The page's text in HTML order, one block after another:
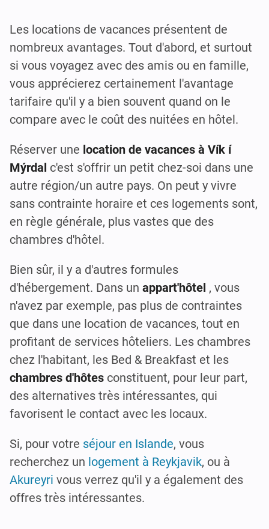
Les locations de vacances présentent de
nombreux avantages. Tout d'abord, et surtout
si vous voyagez avec des amis ou en famille,
vous apprécierez certainement l'avantage
tarifaire qu'il y a bien souvent quand on le
compare avec le coût des nuitées en hôtel.
Réserver une location de vacances à Vík í
Mýrdal c'est s'offrir un petit chez-soi dans une
autre région/un autre pays. On peut y vivre
sans contrainte horaire et ces logements sont,
en règle générale, plus vastes que des
chambres d'hôtel.
Bien sûr, il y a d'autres formules
d'hébergement. Dans un appart'hôtel , vous
n'avez par exemple, pas plus de contraintes
que dans une location de vacances, tout en
profitant de services hôteliers. Les chambres
chez l'habitant, les Bed & Breakfast et les
chambres d'hôtes constituent, pour leur part,
des alternatives très intéressantes, qui
favorisent le contact avec les locaux.
Si, pour votre séjour en Islande, vous
recherchez un logement à Reykjavik, ou à
Akureyri vous verrez qu'il y a également des
offres très intéressantes.